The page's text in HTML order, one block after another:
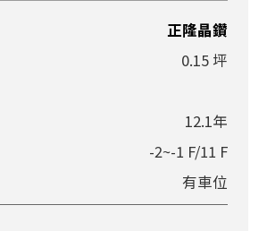
正隆晶鑽
0.15 坪
12.1年
-2~-1 F/11 F
有車位